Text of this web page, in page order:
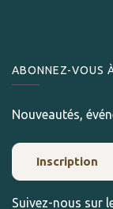
ABONNEZ-VOUS
Nouveautés,
Inscription
Suivez-nous sur